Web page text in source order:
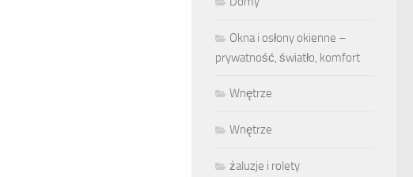
Okna i osłony okienne –
prywatność, światło, komfort
Wnętrze
Wnętrze
żaluzje i rolety